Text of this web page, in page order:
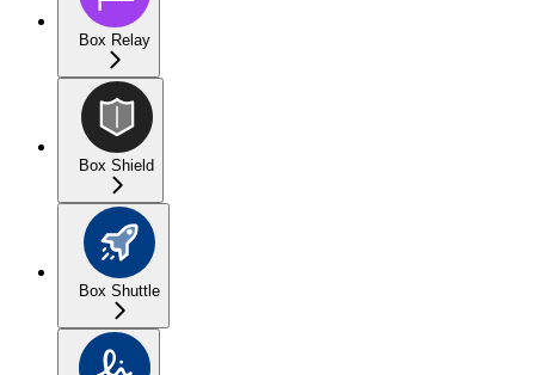
Box Relay
Box Shield
Box Shuttle